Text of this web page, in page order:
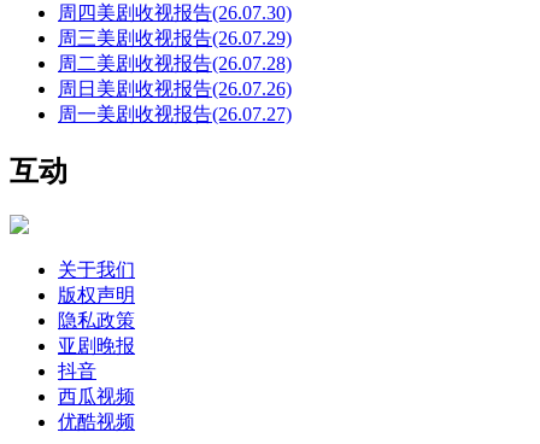
周四美剧收视报告(26.07.30)
周三美剧收视报告(26.07.29)
周二美剧收视报告(26.07.28)
周日美剧收视报告(26.07.26)
周一美剧收视报告(26.07.27)
互动
关于我们
版权声明
隐私政策
亚剧晚报
抖音
西瓜视频
优酷视频